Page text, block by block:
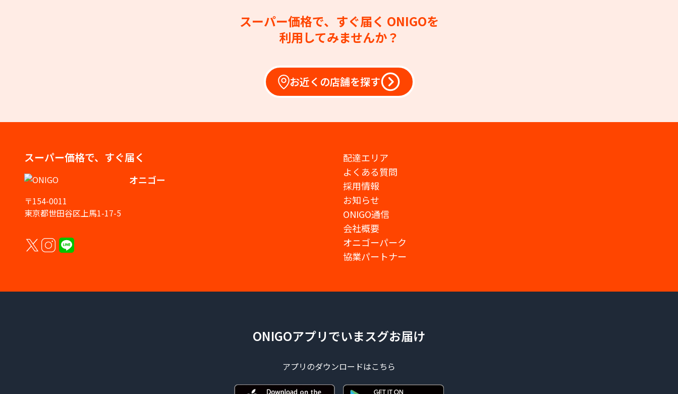
スーパー価格で、すぐ届く ONIGOを
利用してみませんか？
お近くの店舗を探す
スーパー価格で、すぐ届く
オニゴー
〒154-0011
東京都世田谷区上馬1-17-5
配達エリア
よくある質問
採用情報
お知らせ
ONIGO通信
会社概要
オニゴーパーク
協業パートナー
ONIGOアプリでいまスグお届け
アプリのダウンロードはこちら